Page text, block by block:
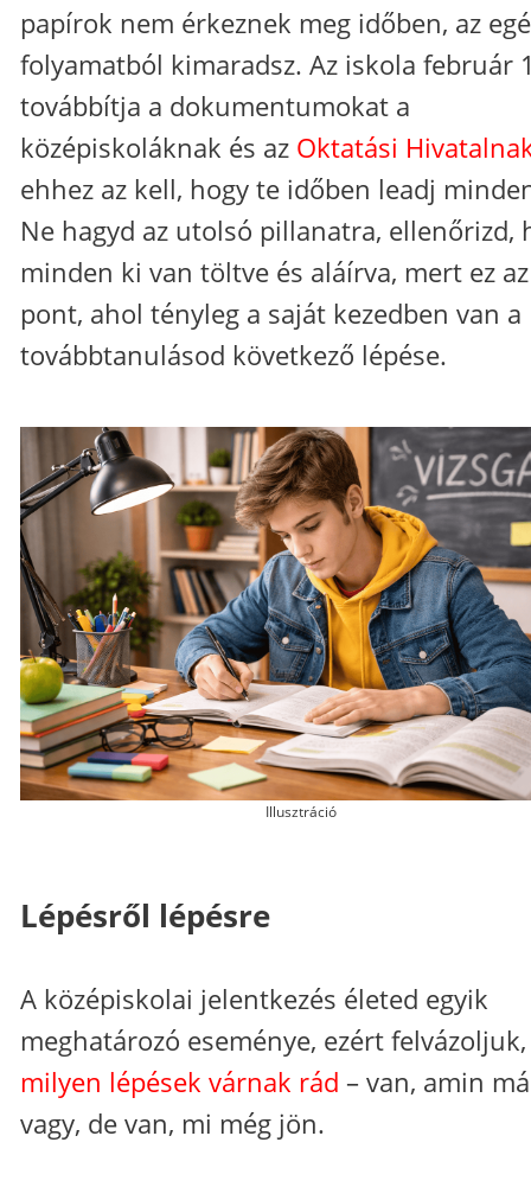
papírok nem érkeznek meg időben, az
folyamatból kimaradsz. Az iskola február
továbbítja a dokumentumokat a
középiskoláknak és az Oktatási
ehhez az kell, hogy te időben leadj
Ne hagyd az utolsó pillanatra, ellenőrizd,
minden ki van töltve és aláírva, mert ez
pont, ahol tényleg a saját kezedben van a
továbbtanulásod következő lépése.
Illusztráció
Lépésről lépésre
A középiskolai jelentkezés életed egyik
meghatározó eseménye, ezért felvázoljuk,
milyen lépések várnak rád –​ van, amin
vagy, de van, mi még jön.